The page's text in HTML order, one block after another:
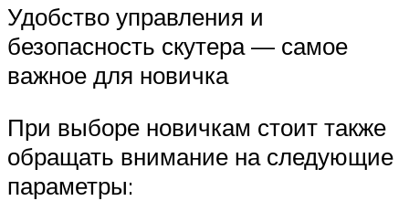
Удобство управления и
безопасность скутера — самое
важное для новичка
При выборе новичкам стоит также
обращать внимание на следующие
параметры: